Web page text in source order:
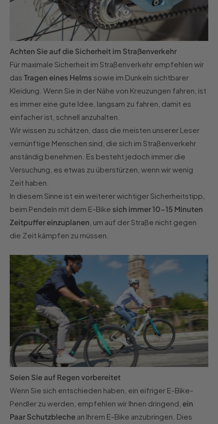
Achten Sie auf die Sicherheit im Straßenverkehr
Für maximale Sicherheit im Straßenverkehr empfehlen wir
das Tragen eines Helms sowie im Dunkeln sichtbarer
Kleidung. Wenn Sie in der Nähe von Kreuzungen fahren, ist
es immer eine gute Idee, langsam zu fahren, damit es
einfacher ist, schnell anzuhalten.
Wir wissen zu schätzen, dass die meisten unserer Leser
vernünftige Menschen sind, die sich im Straßenverkehr
anständig benehmen. Es besteht jedoch immer die
Versuchung, es etwas zu überstürzen, wenn wir wenig
Zeit haben.
In diesem Sinne ist ein weiterer wichtiger Sicherheitstipp,
beim Pendeln mit dem E-Bike sich immer 10-15 Minuten
Zeitpuffer einzuplanen , um auf der Straße nicht gegen
die Zeit kämpfen zu müssen.
Seien Sie auf Regen vorbereitet
Wenn Sie sich entschieden haben, ein eifriger E-Bike-
Pendler zu werden, empfehlen wir Ihnen dringend, ein
Paar Schutzbleche an Ihrem E-Bike anzubringen. Dies